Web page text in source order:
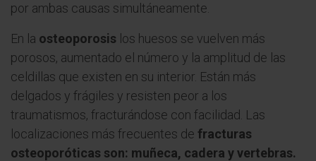
por ambas causas simultáneamente.
En la osteoporosis los huesos se vuelven más
porosos, aumentado el número y la amplitud de las
celdillas que existen en su interior. Están más
delgados y frágiles y resisten peor a los
traumatismos, fracturándose con facilidad. Las
localizaciones más frecuentes de fracturas
osteoporóticas son: muñeca, cadera y vertebras.